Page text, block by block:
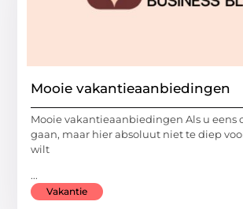
Mooie vakantieaanbiedingen
Mooie vakantieaanbiedingen Als u eens
gaan, maar hier absoluut niet te diep
wilt
...
Vakantie